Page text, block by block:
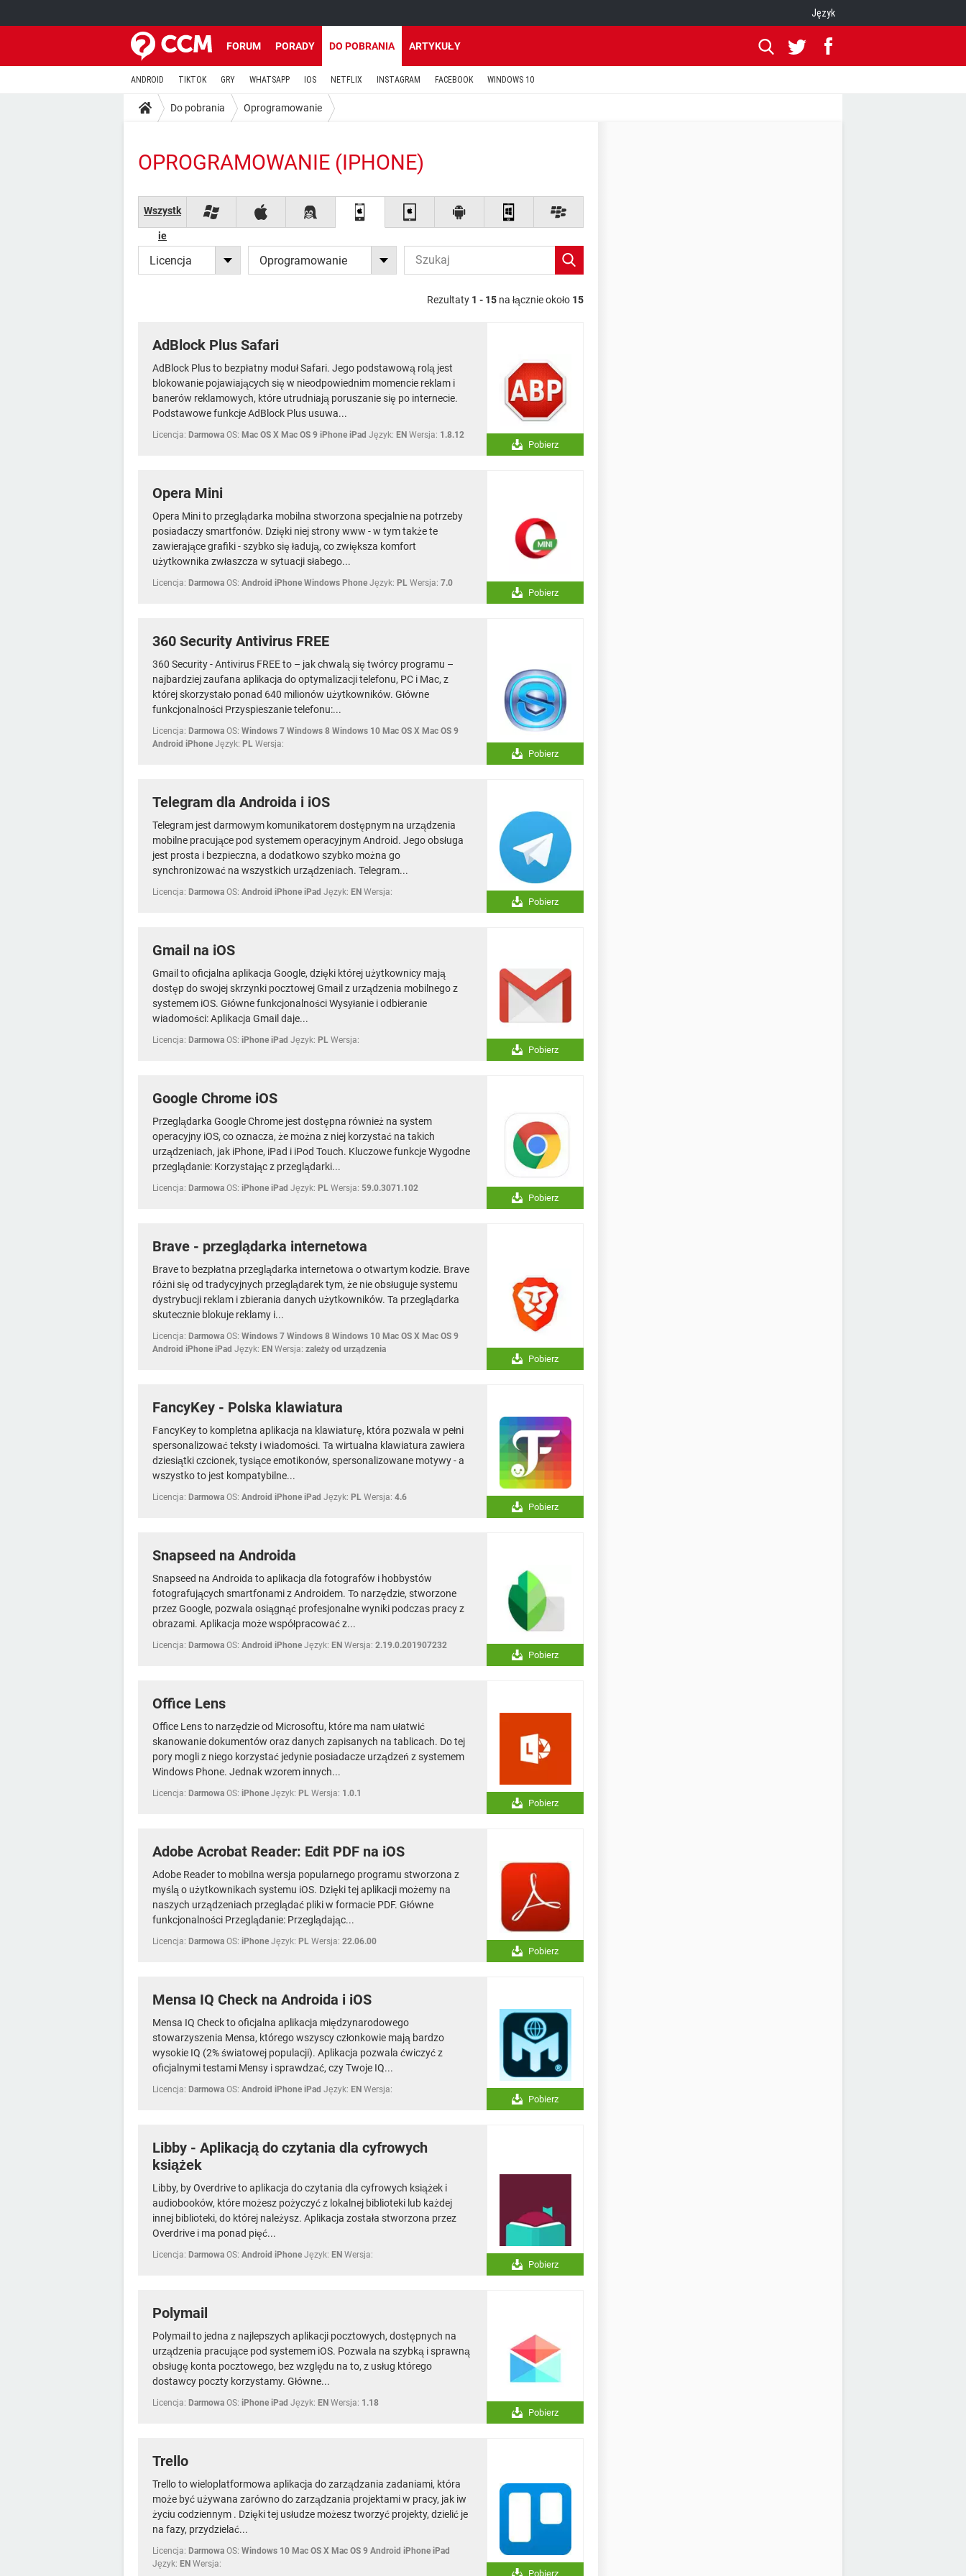
Język
FORUM PORADY DO POBRANIA ARTYKUŁY
ANDROID TIKTOK GRY WHATSAPP IOS NETFLIX INSTAGRAM FACEBOOK WINDOWS 10
Do pobrania Oprogramowanie
OPROGRAMOWANIE (IPHONE)
Wszystk
ie
Licencja Oprogramowanie
Rezultaty 1 - 15 na łącznie około 15
AdBlock Plus Safari
AdBlock Plus to bezpłatny moduł Safari. Jego podstawową rolą jest
blokowanie pojawiających się w nieodpowiednim momencie reklam i
banerów reklamowych, które utrudniają poruszanie się po internecie.
Podstawowe funkcje AdBlock Plus usuwa...
Licencja: Darmowa OS: Mac OS X Mac OS 9 iPhone iPad Język: EN Wersja: 1.8.12
Pobierz
Opera Mini
Opera Mini to przeglądarka mobilna stworzona specjalnie na potrzeby
posiadaczy smartfonów. Dzięki niej strony www - w tym także te
zawierające grafiki - szybko się ładują, co zwiększa komfort
użytkownika zwłaszcza w sytuacji słabego...
Licencja: Darmowa OS: Android iPhone Windows Phone Język: PL Wersja: 7.0
Pobierz
360 Security Antivirus FREE
360 Security - Antivirus FREE to – jak chwalą się twórcy programu –
najbardziej zaufana aplikacja do optymalizacji telefonu, PC i Mac, z
której skorzystało ponad 640 milionów użytkowników. Główne
funkcjonalności Przyspieszanie telefonu:...
Licencja: Darmowa OS: Windows 7 Windows 8 Windows 10 Mac OS X Mac OS 9
Android iPhone Język: PL Wersja:
Pobierz
Telegram dla Androida i iOS
Telegram jest darmowym komunikatorem dostępnym na urządzenia
mobilne pracujące pod systemem operacyjnym Android. Jego obsługa
jest prosta i bezpieczna, a dodatkowo szybko można go
synchronizować na wszystkich urządzeniach. Telegram...
Licencja: Darmowa OS: Android iPhone iPad Język: EN Wersja:
Pobierz
Gmail na iOS
Gmail to oficjalna aplikacja Google, dzięki której użytkownicy mają
dostęp do swojej skrzynki pocztowej Gmail z urządzenia mobilnego z
systemem iOS. Główne funkcjonalności Wysyłanie i odbieranie
wiadomości: Aplikacja Gmail daje...
Licencja: Darmowa OS: iPhone iPad Język: PL Wersja:
Pobierz
Google Chrome iOS
Przeglądarka Google Chrome jest dostępna również na system
operacyjny iOS, co oznacza, że można z niej korzystać na takich
urządzeniach, jak iPhone, iPad i iPod Touch. Kluczowe funkcje Wygodne
przeglądanie: Korzystając z przeglądarki...
Licencja: Darmowa OS: iPhone iPad Język: PL Wersja: 59.0.3071.102
Pobierz
Brave - przeglądarka internetowa
Brave to bezpłatna przeglądarka internetowa o otwartym kodzie. Brave
różni się od tradycyjnych przeglądarek tym, że nie obsługuje systemu
dystrybucji reklam i zbierania danych użytkowników. Ta przeglądarka
skutecznie blokuje reklamy i...
Licencja: Darmowa OS: Windows 7 Windows 8 Windows 10 Mac OS X Mac OS 9
Android iPhone iPad Język: EN Wersja: zależy od urządzenia
Pobierz
FancyKey - Polska klawiatura
FancyKey to kompletna aplikacja na klawiaturę, która pozwala w pełni
spersonalizować teksty i wiadomości. Ta wirtualna klawiatura zawiera
dziesiątki czcionek, tysiące emotikonów, spersonalizowane motywy - a
wszystko to jest kompatybilne...
Licencja: Darmowa OS: Android iPhone iPad Język: PL Wersja: 4.6
Pobierz
Snapseed na Androida
Snapseed na Androida to aplikacja dla fotografów i hobbystów
fotografujących smartfonami z Androidem. To narzędzie, stworzone
przez Google, pozwala osiągnąć profesjonalne wyniki podczas pracy z
obrazami. Aplikacja może współpracować z...
Licencja: Darmowa OS: Android iPhone Język: EN Wersja: 2.19.0.201907232
Pobierz
Office Lens
Office Lens to narzędzie od Microsoftu, które ma nam ułatwić
skanowanie dokumentów oraz danych zapisanych na tablicach. Do tej
pory mogli z niego korzystać jedynie posiadacze urządzeń z systemem
Windows Phone. Jednak wzorem innych...
Licencja: Darmowa OS: iPhone Język: PL Wersja: 1.0.1
Pobierz
Adobe Acrobat Reader: Edit PDF na iOS
Adobe Reader to mobilna wersja popularnego programu stworzona z
myślą o użytkownikach systemu iOS. Dzięki tej aplikacji możemy na
naszych urządzeniach przeglądać pliki w formacie PDF. Główne
funkcjonalności Przeglądanie: Przeglądając...
Licencja: Darmowa OS: iPhone Język: PL Wersja: 22.06.00
Pobierz
Mensa IQ Check na Androida i iOS
Mensa IQ Check to oficjalna aplikacja międzynarodowego
stowarzyszenia Mensa, którego wszyscy członkowie mają bardzo
wysokie IQ (2% światowej populacji). Aplikacja pozwala ćwiczyć z
oficjalnymi testami Mensy i sprawdzać, czy Twoje IQ...
Licencja: Darmowa OS: Android iPhone iPad Język: EN Wersja:
Pobierz
Libby - Aplikacją do czytania dla cyfrowych
książek
Libby, by Overdrive to aplikacja do czytania dla cyfrowych książek i
audiobooków, które możesz pożyczyć z lokalnej biblioteki lub każdej
innej biblioteki, do której należysz. Aplikacja została stworzona przez
Overdrive i ma ponad pięć...
Licencja: Darmowa OS: Android iPhone Język: EN Wersja:
Pobierz
Polymail
Polymail to jedna z najlepszych aplikacji pocztowych, dostępnych na
urządzenia pracujące pod systemem iOS. Pozwala na szybką i sprawną
obsługę konta pocztowego, bez względu na to, z usług którego
dostawcy poczty korzystamy. Główne...
Licencja: Darmowa OS: iPhone iPad Język: EN Wersja: 1.18
Pobierz
Trello
Trello to wieloplatformowa aplikacja do zarządzania zadaniami, która
może być używana zarówno do zarządzania projektami w pracy, jak iw
życiu codziennym . Dzięki tej usłudze możesz tworzyć projekty, dzielić je
na fazy, przydzielać...
Licencja: Darmowa OS: Windows 10 Mac OS X Mac OS 9 Android iPhone iPad
Język: EN Wersja:
Pobierz